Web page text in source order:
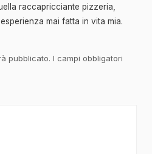
raccapricciante pizzeria,
mai fatta in vita mia.
pubblicato. I campi obbligatori